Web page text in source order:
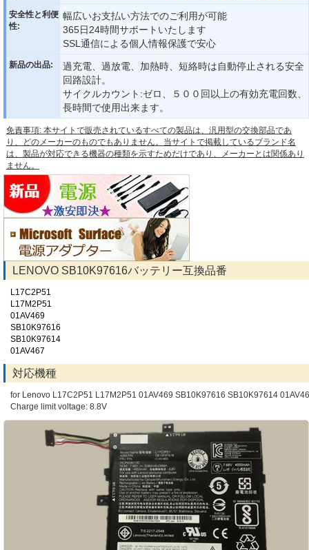
安全性と利便
性:
幅広いお支払い方法でのご利用が可能
365日24時間サポートいたします
SSL通信による個人情報保護で安心
新品の出品:
過充電、過放電、加熱時、短絡時は自動停止される安全
回路設計。
サイクルカウント:ゼロ、５００回以上の有効充電回数、
長時間で使用出来ます。
免責事項: 本サイトで販売されているすべての製品は、汎用型の交換部品であ
り、どのメーカーのものでもありません。当サイトで掲載しているブランド名
は、製品が対応できる機器の種類を示すためだけであり、メーカーとは関係あり
ません。
LENOVO SB10K97616バッテリー互換品番
L17C2P51
L17M2P51
01AV469
SB10K97616
SB10K97614
01AV467
対応機種
for Lenovo L17C2P51 L17M2P51 01AV469 SB10K97616 SB10K97614
Charge limit voltage: 8.8V